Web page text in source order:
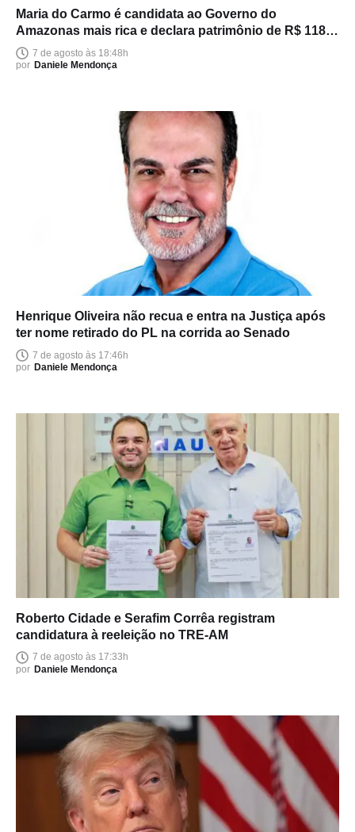
Maria do Carmo é candidata ao Governo do
Amazonas mais rica e declara patrimônio de R$ 118
milhões
7 de agosto às 18:48h
por Daniele Mendonça
Henrique Oliveira não recua e entra na Justiça após
ter nome retirado do PL na corrida ao Senado
7 de agosto às 17:46h
por Daniele Mendonça
Roberto Cidade e Serafim Corrêa registram
candidatura à reeleição no TRE-AM
7 de agosto às 17:33h
por Daniele Mendonça